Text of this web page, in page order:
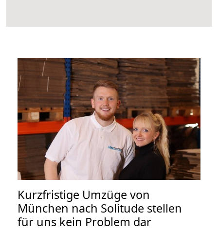
Kurzfristige Umzüge von
München nach Solitude stellen
für uns kein Problem dar